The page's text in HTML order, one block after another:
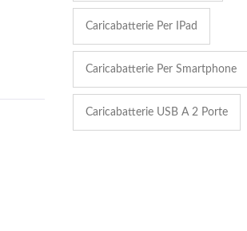
Caricabatterie Per IPad
Caricabatterie Per Smartphone
Caricabatterie USB A 2 Porte